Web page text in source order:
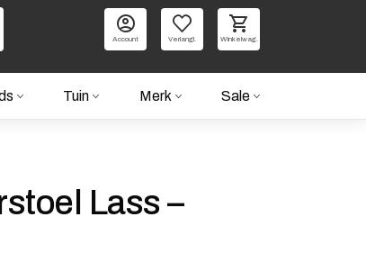
Account Verlangl. Winkelwag.
Tuin Merk Sale
Lass –